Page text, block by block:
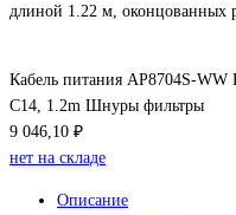
длиной 1.22 м, оконцованных
Кабель питания AP8704S-
C14, 1.2m Шнуры фильтры
9 046,10 ₽
нет на складе
Описание